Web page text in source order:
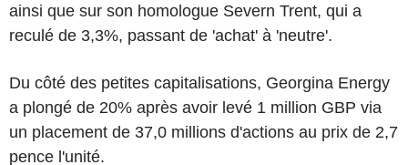
ainsi que sur son homologue Severn Trent, qui a
reculé de 3,3%, passant de 'achat' à 'neutre'.
Du côté des petites capitalisations, Georgina Energy
a plongé de 20% après avoir levé 1 million GBP via
un placement de 37,0 millions d'actions au prix de 2,7
pence l'unité.